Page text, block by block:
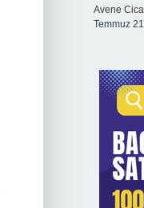
Avene
Temmuz